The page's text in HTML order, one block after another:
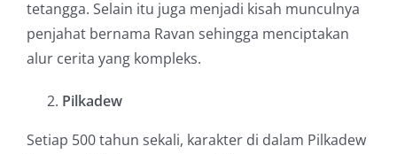
tetangga. Selain itu juga menjadi kisah munculnya
penjahat bernama Ravan sehingga menciptakan
alur cerita yang kompleks.
Pilkadew
Setiap 500 tahun sekali, karakter di dalam Pilkadew